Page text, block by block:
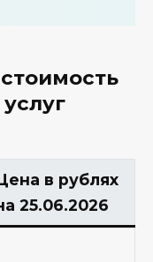
в рублях
25.06.2026